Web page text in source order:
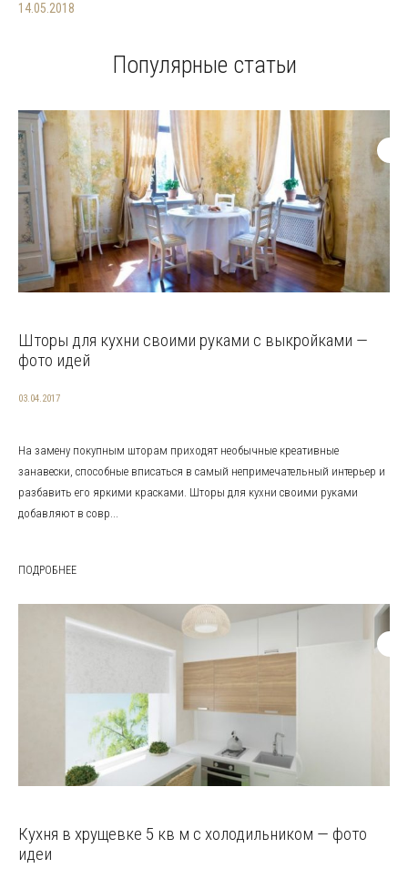
14.05.2018
Популярные статьи
Шторы для кухни своими руками с выкройками —
фото идей
03.04.2017
На замену покупным шторам приходят необычные креативные
занавески, способные вписаться в самый непримечательный интерьер и
разбавить его яркими красками. Шторы для кухни своими руками
добавляют в совр...
ПОДРОБНЕЕ
Кухня в хрущевке 5 кв м с холодильником — фото
идеи